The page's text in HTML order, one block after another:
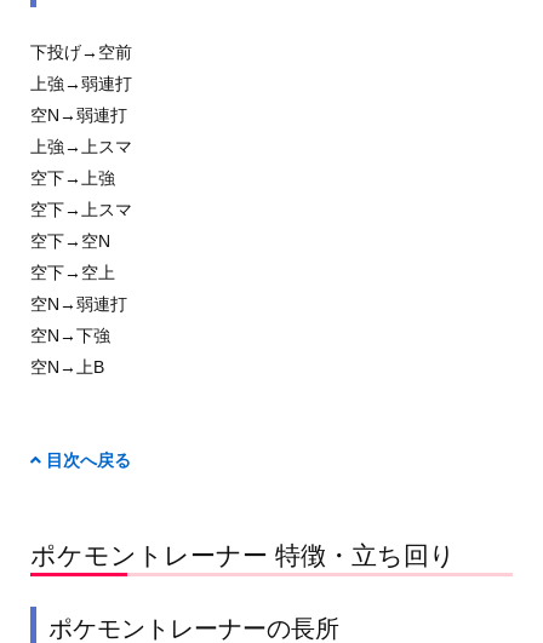
下投げ→空前
上強→弱連打
空N→弱連打
上強→上スマ
空下→上強
空下→上スマ
空下→空N
空下→空上
空N→弱連打
空N→下強
空N→上B
目次へ戻る
ポケモントレーナー 特徴・立ち回り
ポケモントレーナーの長所